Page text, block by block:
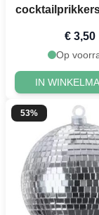
cocktailprikkers
€ 3,50
Op
IN
53%